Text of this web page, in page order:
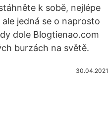
k sobě, nejlépe
jedná se o naprosto
dole Blogtienao.com
burzách na světě.
30.04.2021